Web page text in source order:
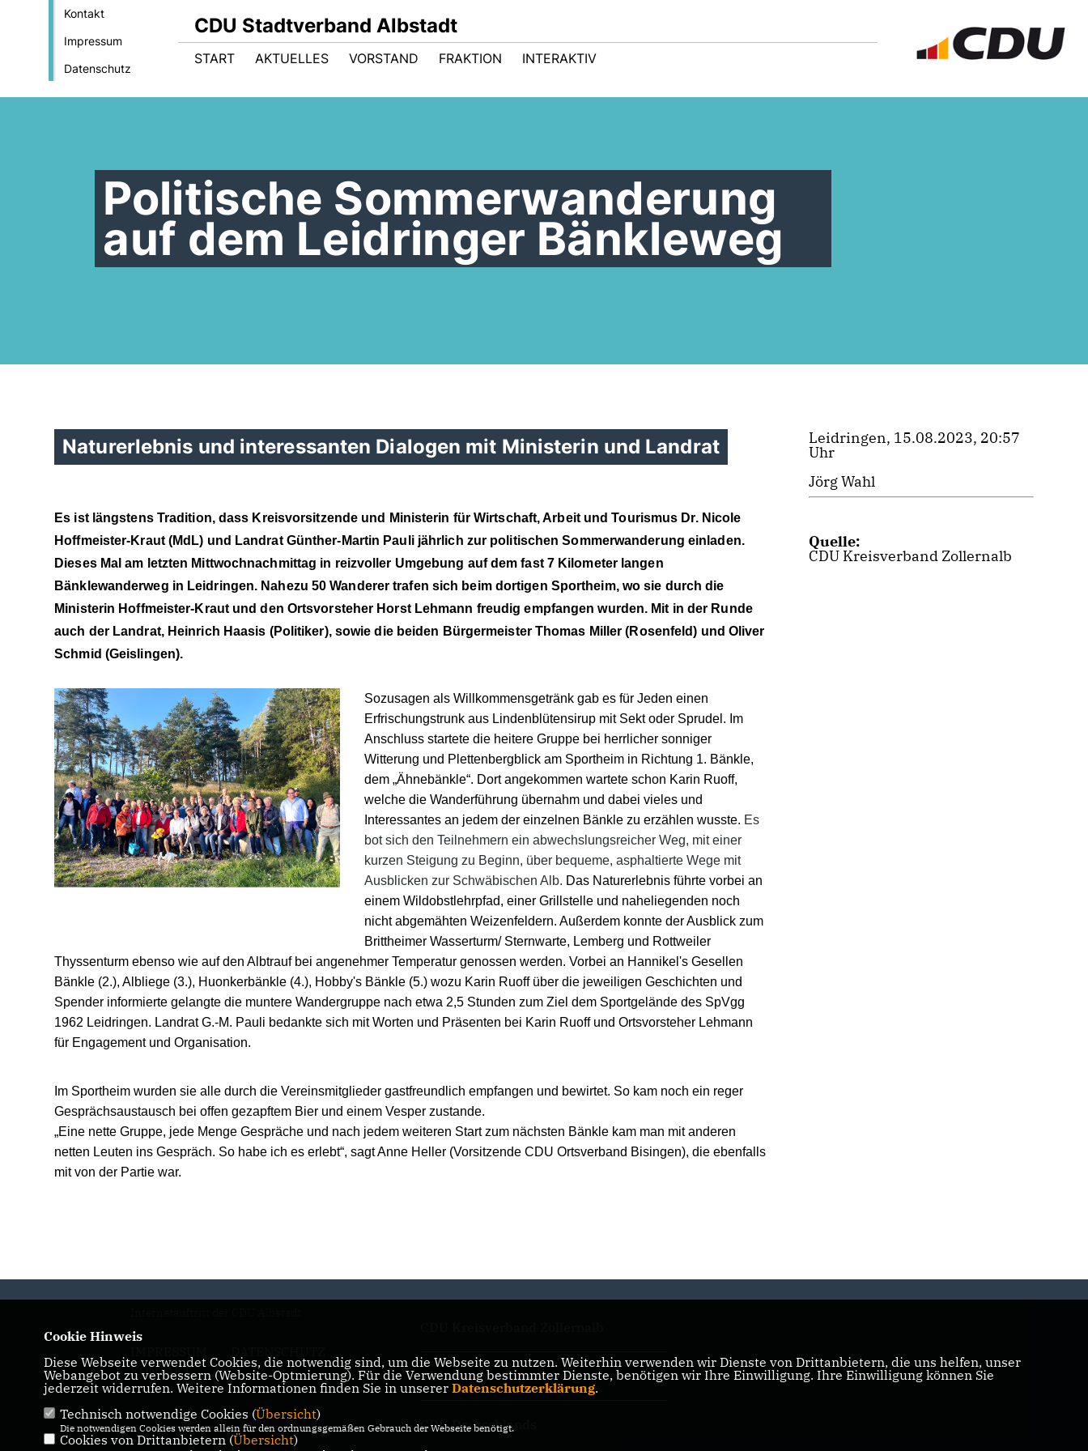
Kontakt
Impressum
Datenschutz
CDU Stadtverband Albstadt
START AKTUELLES VORSTAND FRAKTION INTERAKTIV
Politische Sommerwanderung
auf dem Leidringer Bänkleweg
Naturerlebnis und interessanten Dialogen mit Ministerin und Landrat
Es ist längstens Tradition, dass Kreisvorsitzende und Ministerin für Wirtschaft, Arbeit und Tourismus Dr. Nicole
Hoffmeister-Kraut (MdL) und Landrat Günther-Martin Pauli jährlich zur politischen Sommerwanderung einladen.
Dieses Mal am letzten Mittwochnachmittag in reizvoller Umgebung auf dem fast 7 Kilometer langen
Bänklewanderweg in Leidringen. Nahezu 50 Wanderer trafen sich beim dortigen Sportheim, wo sie durch die
Ministerin Hoffmeister-Kraut und den Ortsvorsteher Horst Lehmann freudig empfangen wurden. Mit in der Runde
auch der Landrat, Heinrich Haasis (Politiker), sowie die beiden Bürgermeister Thomas Miller (Rosenfeld) und Oliver
Schmid (Geislingen).
Sozusagen als Willkommensgetränk gab es für Jeden einen
Erfrischungstrunk aus Lindenblütensirup mit Sekt oder Sprudel. Im
Anschluss startete die heitere Gruppe bei herrlicher sonniger
Witterung und Plettenbergblick am Sportheim in Richtung 1. Bänkle,
dem „Ähnebänkle“. Dort angekommen wartete schon Karin Ruoff,
welche die Wanderführung übernahm und dabei vieles und
Interessantes an jedem der einzelnen Bänkle zu erzählen wusste. Es
bot sich den Teilnehmern ein abwechslungsreicher Weg, mit einer
kurzen Steigung zu Beginn, über bequeme, asphaltierte Wege mit
Ausblicken zur Schwäbischen Alb. Das Naturerlebnis führte vorbei an
einem Wildobstlehrpfad, einer Grillstelle und naheliegenden noch
nicht abgemähten Weizenfeldern. Außerdem konnte der Ausblick zum
Brittheimer Wasserturm/ Sternwarte, Lemberg und Rottweiler
Thyssenturm ebenso wie auf den Albtrauf bei angenehmer Temperatur genossen werden. Vorbei an Hannikel's Gesellen
Bänkle (2.), Albliege (3.), Huonkerbänkle (4.), Hobby's Bänkle (5.) wozu Karin Ruoff über die jeweiligen Geschichten und
Spender informierte gelangte die muntere Wandergruppe nach etwa 2,5 Stunden zum Ziel dem Sportgelände des SpVgg
1962 Leidringen. Landrat G.-M. Pauli bedankte sich mit Worten und Präsenten bei Karin Ruoff und Ortsvorsteher Lehmann
für Engagement und Organisation.
Im Sportheim wurden sie alle durch die Vereinsmitglieder gastfreundlich empfangen und bewirtet. So kam noch ein reger
Gesprächsaustausch bei offen gezapftem Bier und einem Vesper zustande.
Eine nette Gruppe, jede Menge Gespräche und nach jedem weiteren Start zum nächsten Bänkle kam man mit anderen
netten Leuten ins Gespräch. So habe ich es erlebt“, sagt Anne Heller (Vorsitzende CDU Ortsverband Bisingen), die ebenfalls
mit von der Partie war.
Leidringen, 15.08.2023, 20:57
Uhr
Jörg Wahl
Quelle:
CDU Kreisverband Zollernalb
KONTAKT
CDU Baden-Württemberg
CDU Deutschlands
Cookie Hinweis
Diese Webseite verwendet Cookies, die notwendig sind, um die Webseite zu nutzen. Weiterhin verwenden wir Dienste von Drittanbietern, die uns helfen, unser
Webangebot zu verbessern (Website-Optmierung). Für die Verwendung bestimmter Dienste, benötigen wir Ihre Einwilligung. Ihre Einwilligung können Sie
jederzeit widerrufen. Weitere Informationen finden Sie in unserer Datenschutzerklärung.
Technisch notwendige Cookies (Übersicht)
Die notwendigen Cookies werden allein für den ordnungsgemäßen Gebrauch der Webseite benötigt.
Cookies von Drittanbietern (Übersicht)